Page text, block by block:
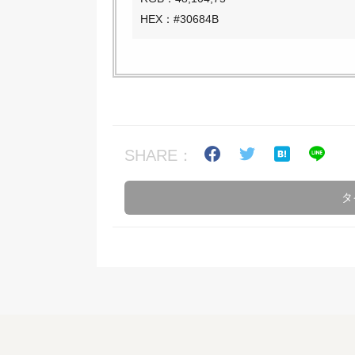
HEX：#30684B
SHARE：